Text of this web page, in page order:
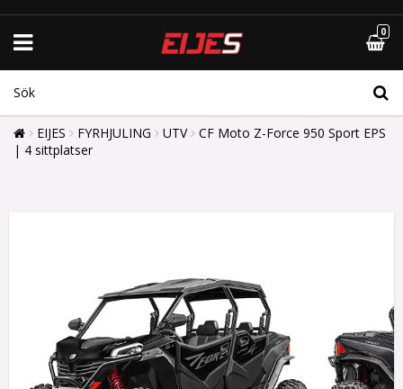
0
EIJES FYRHJULING UTV
CF Moto Z-Force 950 Sport EPS
| 4 sittplatser